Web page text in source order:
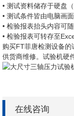
• 测试资料储存于硬盘
• 测试条件皆由电脑画
• 检验报表抬头内容可
• 检验报表可转存至
购买FT菲唐检测设备
供货商维修。试验机硬
在线咨询